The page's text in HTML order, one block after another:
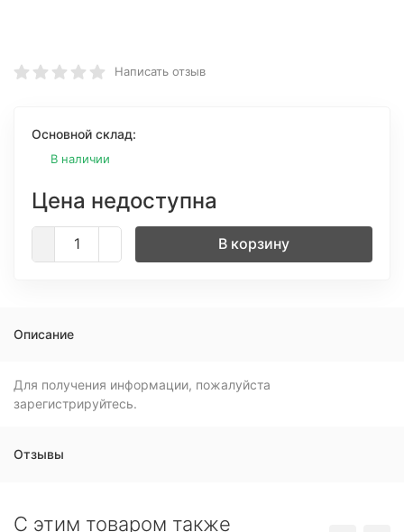
Написать отзыв
Основной склад:
В наличии
Цена недоступна
В корзину
Описание
Для получения информации, пожалуйста
зарегистрируйтесь.
Отзывы
C этим товаром также